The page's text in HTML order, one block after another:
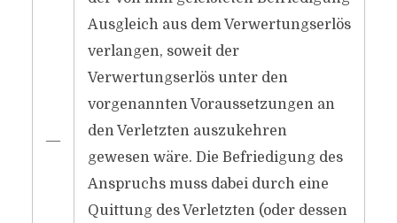
―
Ausgleich aus dem Verwertungserlös
verlangen, soweit der
Verwertungserlös unter den
vorgenannten Voraussetzungen an
den Verletzten auszukehren
gewesen wäre. Die Befriedigung des
Anspruchs muss dabei durch eine
Quittung des Verletzten (oder dessen